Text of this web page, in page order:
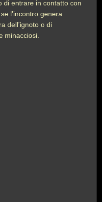
di entrare in contatto con
l’incontro genera
dell’ignoto o di
minacciosi.